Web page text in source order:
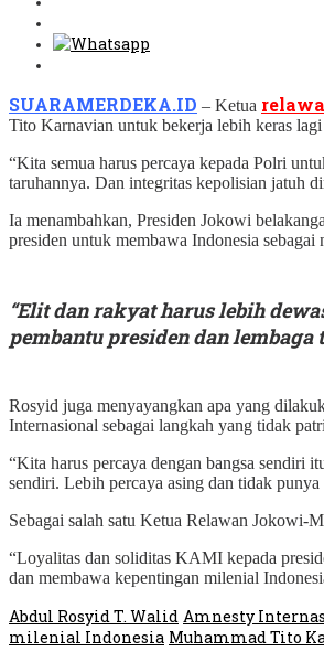
SUARAMERDEKA.ID – Ketua
Tito Karnavian untuk bekerja lebih keras
“Kita semua harus percaya kepada Polri
taruhannya. Dan integritas kepolisian jatuh
Ia menambahkan, Presiden Jokowi
presiden untuk membawa Indonesia sebagai
“Elit dan rakyat harus lebih
pembantu presiden dan
Rosyid juga menyayangkan apa yang
Internasional sebagai langkah yang tidak
“Kita harus percaya dengan bangsa sendiri
sendiri. Lebih percaya asing dan tidak
Sebagai salah satu Ketua Relawan
“Loyalitas dan soliditas KAMI kepada
dan membawa kepentingan milenial
Abdul Rosyid T. Walid Amnesty
milenial Indonesia Muhammad Tito